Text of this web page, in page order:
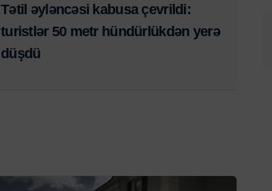
Tətil əyləncəsi kabusa çevrildi:
turistlər 50 metr hündürlükdən yerə
düşdü